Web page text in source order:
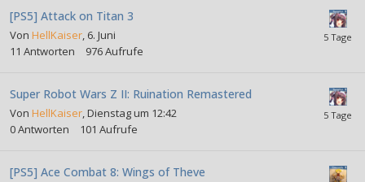
[PS5] Attack on Titan 3
Von HellKaiser 6. Juni
11 Antworten 976Aufrufe
Super Robot Wars Z II: Ruination Remastered
Von HellKaiser Dienstag um 12:42
0Antworten 101 Aufrufe
[PS5] Ace Combat 8: Wings of Theve